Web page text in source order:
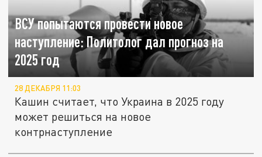
ВСУ попытаются провести новое
наступление: Политолог дал прогноз на
2025 год
28 ДЕКАБРЯ 11:03
Кашин считает, что Украина в 2025 году
может решиться на новое
контрнаступление